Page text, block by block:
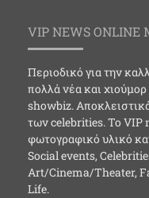
VIP NEWS ONLINE
Περιοδικό για την
πολλά νέα και
showbiz.
των celebrities. Το VIP
φωτογραφικό υλικό
Social events,
Art/Cinema/Theater,
Life.